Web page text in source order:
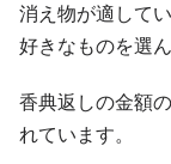
消え物が適して
好きなものを選
香典返しの金額
れています。